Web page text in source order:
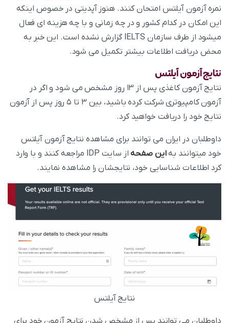
نمره آزمون آیلتس امتحان کنند. هنوز آپدیتی در خصوص اینکه
این امکان در کدام کشور و در چه زمانی و با چه هزینه ای فعال
میشود از طرف سازمان IELTS گزارش نشده است. این خبر به
محض دریافت اطلاعات بیشتر تکمیل می شود.
نتایج آزمون آیلتس
نتایج آزمون کاغذی پس از ۱۳ روز مشخص می‌ شود و اگر در
آزمون کامپیوتری شرکت کرده باشید، بین ۳ تا ۵ روز پس از آزمون
نتایج خود را دریافت خواهید کرد.
داوطلبان در ایران می‌ توانند برای مشاهده نتایج آزمون آیلتس
خود میتوانند بهاین صفحه
از سایت IDP مراجعه کنند و با وارد
کرد اطلاعات شناسایی خود، نتایجشان را مشاهده نمایند.
نتایج آیلتس